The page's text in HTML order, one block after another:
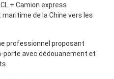
+ Camion express
de la Chine vers les
professionnel proposant
porte avec dédouanement et